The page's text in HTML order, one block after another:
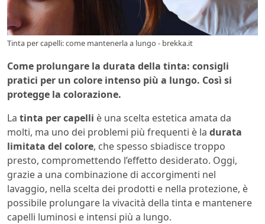
Tinta per capelli: come mantenerla a lungo - brekka.it
Come prolungare la durata della tinta: consigli
pratici per un colore intenso più a lungo. Così si
protegge la colorazione.
La tinta per capelli è una scelta estetica amata da
molti, ma uno dei problemi più frequenti è la durata
limitata del colore, che spesso sbiadisce troppo
presto, compromettendo l’effetto desiderato. Oggi,
grazie a una combinazione di accorgimenti nel
lavaggio, nella scelta dei prodotti e nella protezione, è
possibile prolungare la vivacità della tinta e mantenere
capelli luminosi e intensi più a lungo.